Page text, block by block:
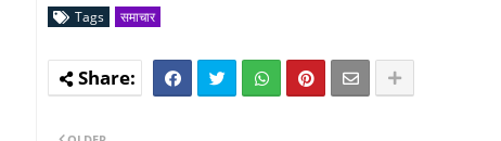
Tags समाचार